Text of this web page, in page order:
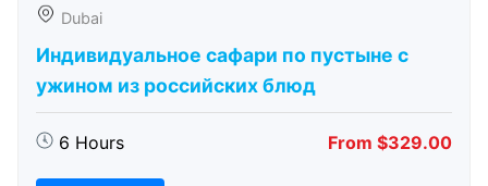
Dubai
Индивидуальное сафари по пустыне с
ужином из российских блюд
6 Hours From $329.00